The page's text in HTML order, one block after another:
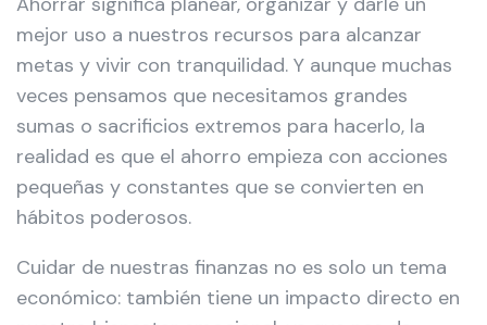
mejor uso a nuestros recursos para alcanzar
metas y vivir con tranquilidad. Y aunque muchas
veces pensamos que necesitamos grandes
sumas o sacrificios extremos para hacerlo, la
realidad es que el ahorro empieza con acciones
pequeñas y constantes que se convierten en
hábitos poderosos.
Cuidar de nuestras finanzas no es solo un tema
económico: también tiene un impacto directo en